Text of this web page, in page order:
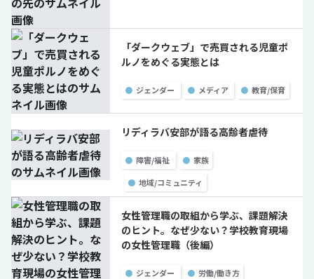
「ダークウェブ」で売買される児童ポ
ルノをめぐる実態とは
● ジェンダー ● メディア ● 教育/保育
リディラバ安部が語る高齢者虐待
● 障害/福祉 ● 家族
● 地域/コミュニティ
女性管理職の取組から学ぶ、課題解決
のヒント。なぜ少ない？学校教育現場
の女性管理職（後編）
● ジェンダー ● 労働/働き方